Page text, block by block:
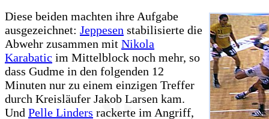
Diese beiden machten ihre Aufgabe
ausgezeichnet: Jeppesen stabilisierte die
Abwehr zusammen mit Nikola
Karabatic im Mittelblock noch mehr, so
dass Gudme in den folgenden 12
Minuten nur zu einem einzigen Treffer
durch Kreisläufer Jakob Larsen kam.
Und Pelle Linders rackerte im Angriff,